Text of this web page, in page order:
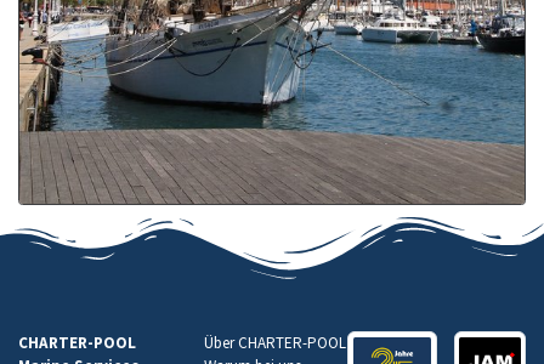
CHARTER-POOL
Über CHARTER-POOL